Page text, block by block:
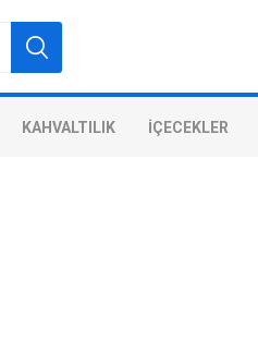
KAHVALTILIK İÇECEKLER